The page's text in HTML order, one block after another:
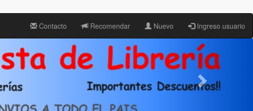
Contacto Recomendar Nuevo Ingreso usuario